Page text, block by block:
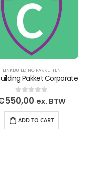
LINKBUILDING PAKKETTEN
Linkbuilding Pakket
out of 5
€160,00 ex.
ADD TO CART